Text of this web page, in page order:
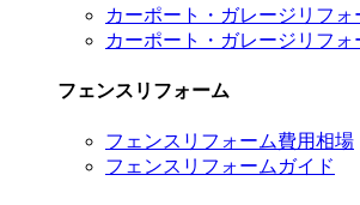
カーポート・ガレージリフ
カーポート・ガレージリフォ
フェンスリフォーム
フェンスリフォーム費用相場
フェンスリフォームガイド